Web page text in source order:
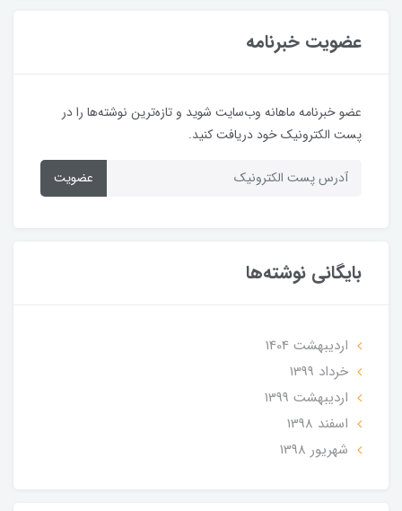
عضویت خبرنامه
عضو خبرنامه ماهانه وب‌سایت شوید و تازه‌ترین نوشته‌ها را در
پست الکترونیک خود دریافت کنید.
عضویت
بایگانی نوشته‌ها
ارديبهشت 1404
خرداد 1399
ارديبهشت 1399
اسفند 1398
شهریور 1398